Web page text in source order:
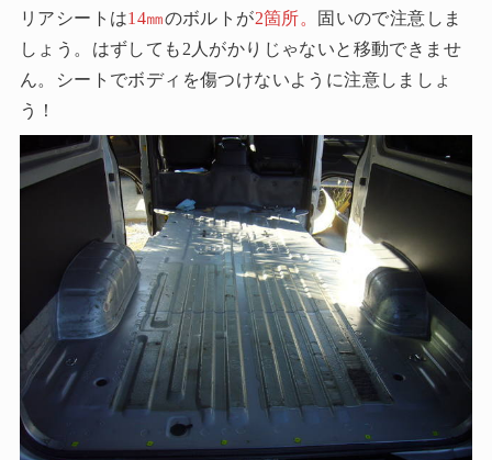
リアシートは14㎜のボルトが2箇所。
固いので注意しま
しょう。はずしても2人がかりじゃないと移動できませ
ん。
シートでボディを傷つけないように注意しましょ
う！